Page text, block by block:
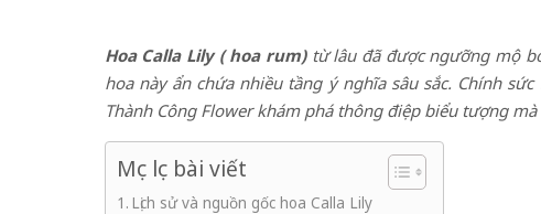
Hoa Calla Lily ( hoa rum)từ lâu đã được ngưỡng mộ
hoa này ẩn chứa nhiều tầng ý nghĩa sâu sắc. Chính
Thành Công Flower khám phá thông điệp biểu tượng
Mục lục bài viết
Lịch sử và nguồn gốc hoa Calla Lily